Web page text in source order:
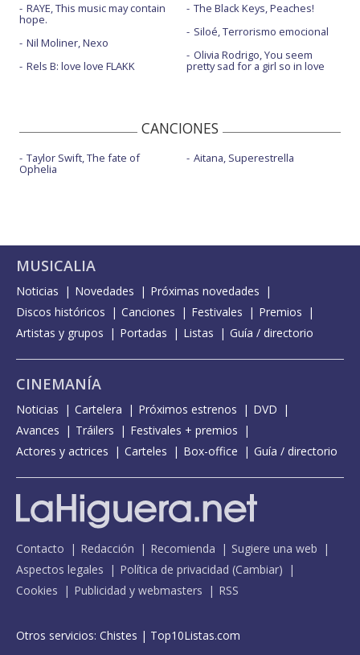
RAYE, This music may contain
hope.
Nil Moliner, Nexo
Rels B: love love FLAKK
The Black Keys, Peaches!
Siloé, Terrorismo emocional
Olivia Rodrigo, You seem
pretty sad for a girl so in love
CANCIONES
Taylor Swift, The fate of
Ophelia
Aitana, Superestrella
MUSICALIA
Noticias Novedades
Próximas novedades
Discos históricos
Canciones Festivales
Premios
Artistas y grupos
Portadas Listas Guía / directorio
CINEMANÍA
Noticias Cartelera Próximos estrenos
DVD
Avances
Tráilers
Festivales + premios
Actores y actrices
Carteles Box-office Guía / directorio
Contacto Redacción Recomienda
Sugiere una web
Aspectos legales
Política de privacidad (Cambiar)
Cookies
Publicidad y webmasters RSS
Otros servicios: Chistes | Top10Listas.com